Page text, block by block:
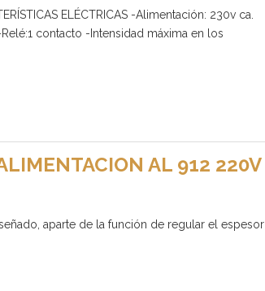
ELÉCTRICAS -Alimentación: 230v ca.
contacto -Intensidad máxima en los
AL 912 220V
aparte de la función de regular el espesor